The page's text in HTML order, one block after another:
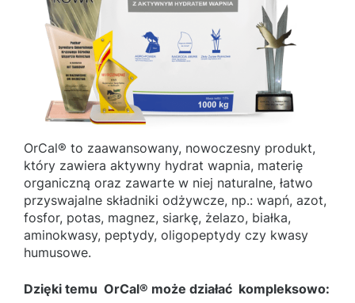
OrCal® to zaawansowany, nowoczesny produkt,
który zawiera aktywny hydrat wapnia, materię
organiczną oraz zawarte w niej naturalne, łatwo
przyswajalne składniki odżywcze, np.: wapń, azot,
fosfor, potas, magnez, siarkę, żelazo, białka,
aminokwasy, peptydy, oligopeptydy czy kwasy
humusowe.
Dzięki temu OrCal® może działać kompleksowo: